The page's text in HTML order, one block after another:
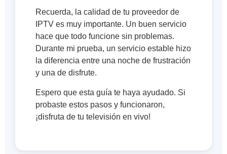
Recuerda, la calidad de tu proveedor de
IPTV es muy importante. Un buen servicio
hace que todo funcione sin problemas.
Durante mi prueba, un servicio estable hizo
la diferencia entre una noche de frustración
y una de disfrute.
Espero que esta guía te haya ayudado. Si
probaste estos pasos y funcionaron,
¡disfruta de tu televisión en vivo!